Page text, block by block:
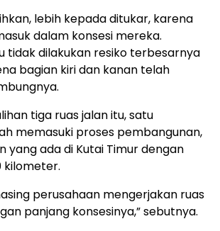
lebih kepada ditukar, karena
dalam konsesi mereka.
tidak dilakukan resiko terbesarnya
bagian kiri dan kanan telah
tiga ruas jalan itu, satu
memasuki proses pembangunan,
yang ada di Kutai Timur dengan
kilometer.
perusahaan mengerjakan ruas
panjang konsesinya,” sebutnya.